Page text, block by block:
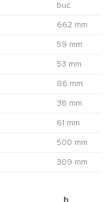
buc
662 mm
59 mm
53 mm
86 mm
36 mm
61 mm
500 mm
309 mm